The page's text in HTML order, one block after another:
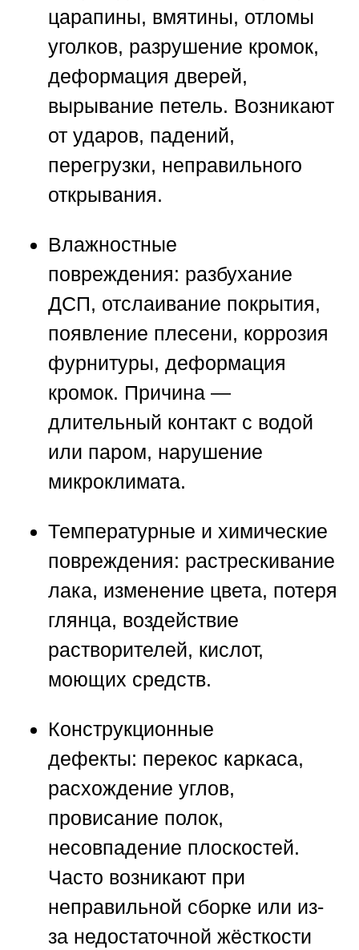
царапины, вмятины, отломы
уголков, разрушение кромок,
деформация дверей,
вырывание петель. Возникают
от ударов, падений,
перегрузки, неправильного
открывания.
Влажностные
повреждения: разбухание
ДСП, отслаивание покрытия,
появление плесени, коррозия
фурнитуры, деформация
кромок. Причина —
длительный контакт с водой
или паром, нарушение
микроклимата.
Температурные и химические
повреждения: растрескивание
лака, изменение цвета, потеря
глянца, воздействие
растворителей, кислот,
моющих средств.
Конструкционные
дефекты: перекос каркаса,
расхождение углов,
провисание полок,
несовпадение плоскостей.
Часто возникают при
неправильной сборке или из-
за недостаточной жёсткости